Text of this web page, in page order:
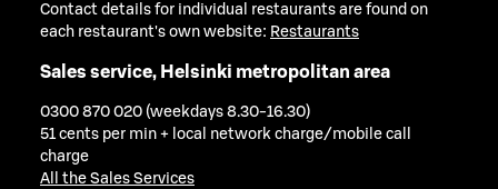
Contact details for individual restaurants are found on
each restaurant's own website: Restaurants
Sales service, Helsinki metropolitan area
0300 870 020 (weekdays 8.30-16.30)
51 cents per min + local network charge/mobile call
charge
All the Sales Services